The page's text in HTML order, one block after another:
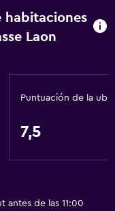
habitaciones
Laon
Puntuación de la
7,5
antes de las 11:00